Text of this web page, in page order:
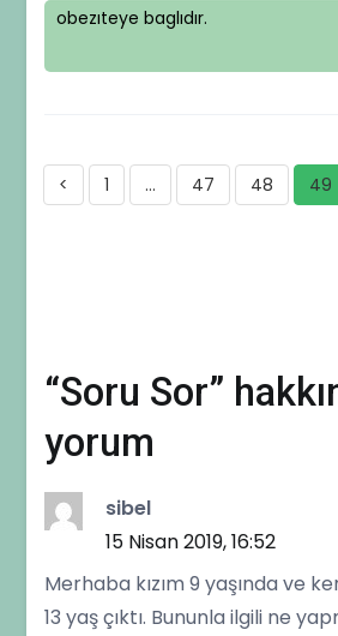
obezıteye baglıdır.
< 1 … 47 48 49
“Soru Sor”
yorum
sibel
15 Nisan 2019, 16:52
Merhaba kızım 9 yaşında ve
13 yaş çıktı. Bununla ilgili ne